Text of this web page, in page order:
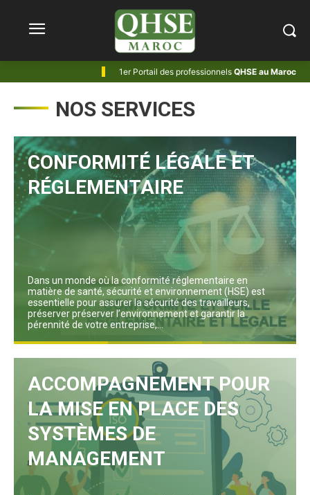
1er Portail des professionnelsQHSE au Maroc.
NOS SERVICES
CONFORMITÉ LÉGALE ET
RÉGLEMENTAIRE
Dans un monde où la conformité réglementaire en
matière de santé, sécurité et environnement (HSE) est
essentielle pour assurer la sécurité des travailleurs,
préserver préserver l’environnement et garantir la
pérennité de votre entreprise,...
ACCOMPAGNEMENT POUR
LA MISE EN PLACE DES
SYSTÈMES DE
MANAGEMENT